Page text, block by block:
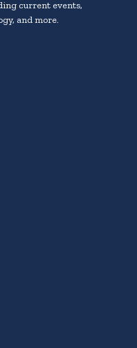
current events,
and more.